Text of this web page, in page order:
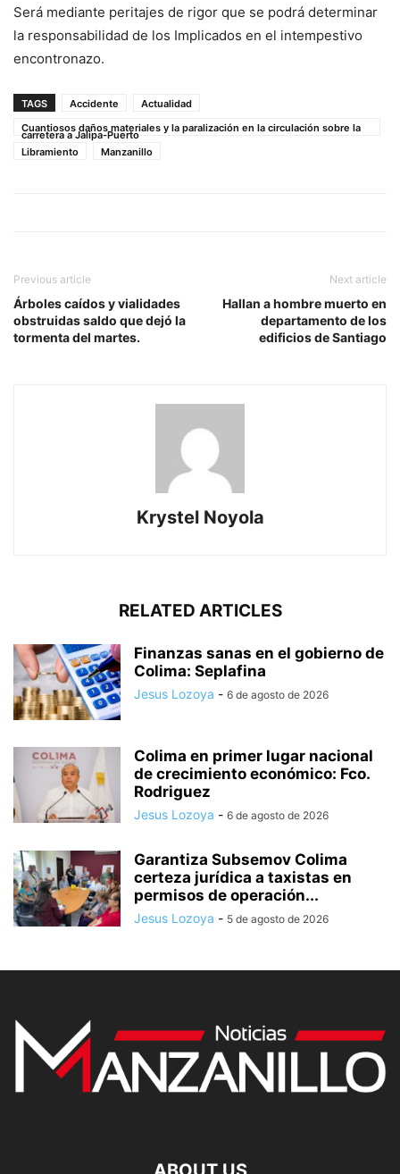
Será mediante peritajes de rigor que se podrá determinar
la responsabilidad de los Implicados en el intempestivo
encontronazo.
TAGS Accidente
Actualidad
Cuantiosos daños materiales y la paralización en la circulación sobre la
carretera a Jalipa-Puerto
Libramiento
Manzanillo
Previous article
Árboles caídos y vialidades
obstruidas saldo que dejó la
tormenta del martes.
Next article
Hallan a hombre muerto en
departamento de los
edificios de Santiago
Krystel Noyola
RELATED ARTICLES
Finanzas sanas en el gobierno de
Colima: Seplafina
Jesus Lozoya - 6 de agosto de 2026
Colima en primer lugar nacional
de crecimiento económico: Fco.
Rodriguez
Jesus Lozoya - 6 de agosto de 2026
Garantiza Subsemov Colima
certeza jurídica a taxistas en
permisos de operación...
Jesus Lozoya - 5 de agosto de 2026